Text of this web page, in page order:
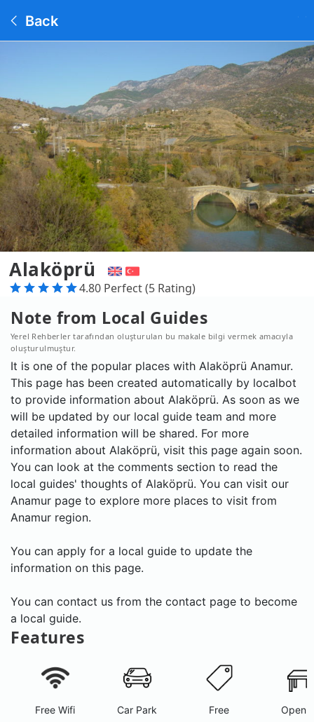
Back
Alaköprü
4.80 Perfect (5 Rating)
Note from Local Guides
Yerel Rehberler tarafından oluşturulan bu makale bilgi vermek amacıyla
oluşturulmuştur.
It is one of the popular places with Alaköprü Anamur.
This page has been created automatically by localbot
to provide information about Alaköprü. As soon as we
will be updated by our local guide team and more
detailed information will be shared. For more
information about Alaköprü, visit this page again soon.
You can look at the comments section to read the
local guides' thoughts of Alaköprü. You can visit our
Anamur page to explore more places to visit from
Anamur region.
You can apply for a local guide to update the
information on this page.
You can contact us from the contact page to become
a local guide.
Features
Free Wifi Car Park Free Open